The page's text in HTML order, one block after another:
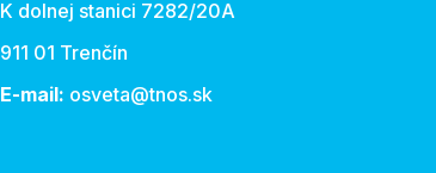
K dolnej stanici 7282/20A
911 01 Trenčín
E-mail: osveta@tnos.sk